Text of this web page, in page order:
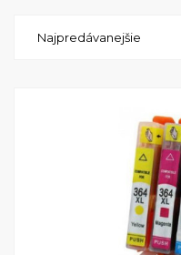
vzhľadom a
fotografií,
PhotoSmart Premium
spoľahlivým a
pomôže zvládnuť
ľahkosťou a eleganciou.
Najpredávanejšie